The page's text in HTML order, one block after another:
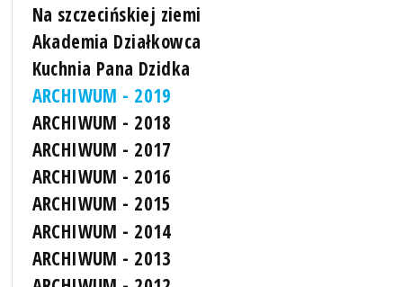
Na szczecińskiej ziemi
Akademia Działkowca
Kuchnia Pana Dzidka
ARCHIWUM - 2019
ARCHIWUM - 2018
ARCHIWUM - 2017
ARCHIWUM - 2016
ARCHIWUM - 2015
ARCHIWUM - 2014
ARCHIWUM - 2013